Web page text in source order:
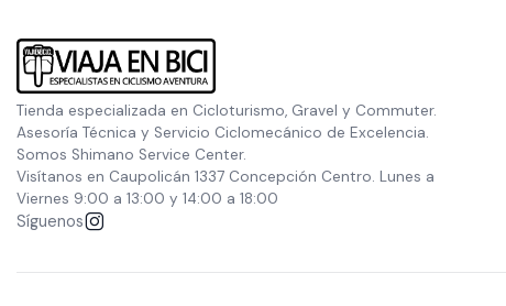
Tienda especializada en Cicloturismo, Gravel y Commuter.
Asesoría Técnica y Servicio Ciclomecánico de Excelencia.
Somos Shimano Service Center.
Visítanos en Caupolicán 1337 Concepción Centro. Lunes a
Viernes 9:00 a 13:00 y 14:00 a 18:00
Síguenos